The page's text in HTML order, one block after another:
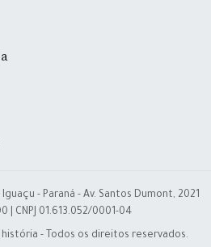
- Paraná - Av. Santos Dumont, 2021
| CNPJ 01.613.052/0001-04
- Todos os direitos reservados.